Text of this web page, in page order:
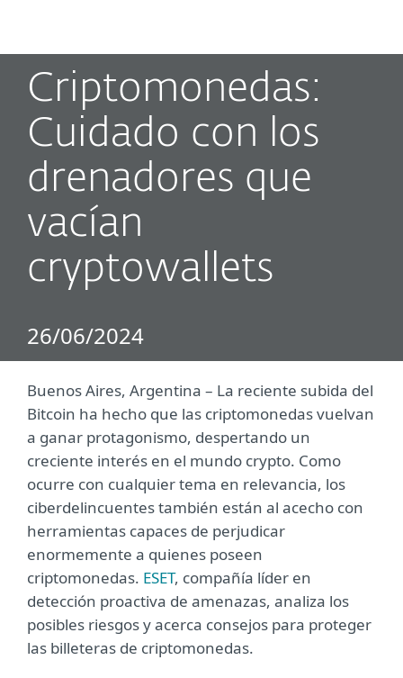
Criptomonedas:
Cuidado con los
drenadores que
vacían
cryptowallets
26/06/2024
Buenos Aires, Argentina ­– La reciente subida del
Bitcoin ha hecho que las criptomonedas vuelvan
a ganar protagonismo, despertando un
creciente interés en el mundo crypto. Como
ocurre con cualquier tema en relevancia, los
ciberdelincuentes también están al acecho con
herramientas capaces de perjudicar
enormemente a quienes poseen
criptomonedas. ESET, compañía líder en
detección proactiva de amenazas, analiza los
posibles riesgos y acerca consejos para proteger
las billeteras de criptomonedas.